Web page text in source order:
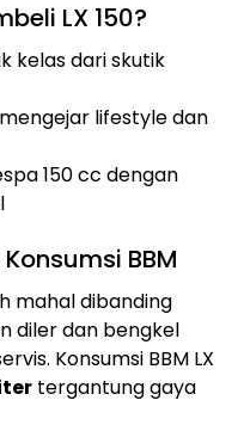
LX 150?
kelas dari skutik
lifestyle dan
150 cc dengan
BBM
mahal dibanding
diler dan bengkel
Konsumsi BBM LX
tergantung gaya